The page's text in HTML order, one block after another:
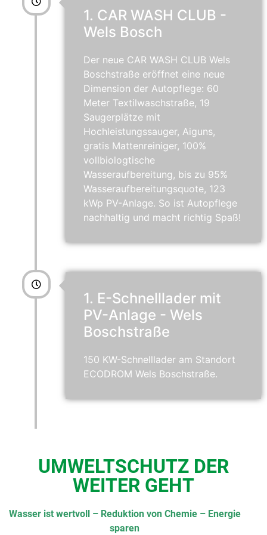
1. CAR WASH CLUB -
Wels Bosch
Der neue CAR WASH CLUB Wels
Boschstraße eröffnet eine neue
Dimension der Autopflege: 60
Meter Textilwaschstraße, 19
Saugerplätze mit
Hochleistungssauger, Aiguns,
gratis Mattenreiniger, 100%
vollbiologtische
Wasseraufbereitung, bis zu 95%
Wasseraufbereitungsquote, 123
kWp PV-Anlage. So ist Autopflege
nachhaltig und macht richtig Spaß!
1. E-Schnelllader mit
PV-Anlage - Wels
Boschstraße
150 KW-Schnelllader am Standort
ECODROM Wels Boschstraße.
UMWELTSCHUTZ DER
WEITER GEHT
Wasser ist wertvoll – Reduktion von Chemie – Energie
sparen